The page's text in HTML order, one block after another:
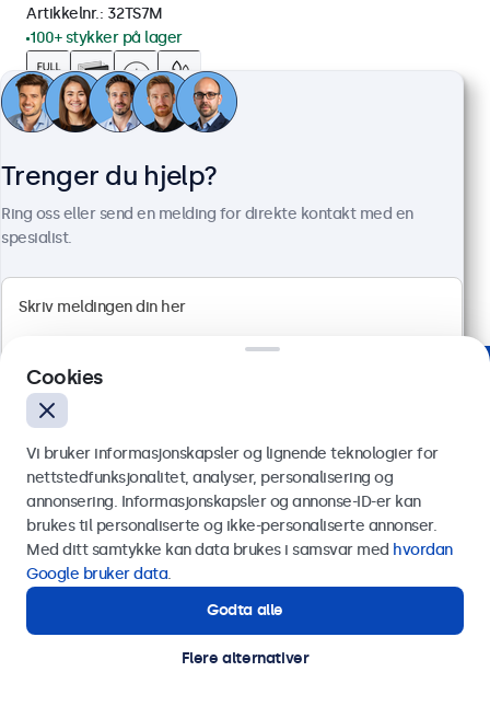
Artikkelnr.: 32TS7M
100+ stykker på lager
Full HD multi-touch panel
Montering: bord, innebygget, vegg
Ytre mål: 745 x 440 x 46 mm
10 699 kr
Trenger du hjelp?
Ring oss eller send en melding for direkte kontakt med en
spesialist.
Send
Eller ring oss på
Kontakt våre spesialister.
Cookies
Vi bruker informasjonskapsler og lignende teknologier for
nettstedfunksjonalitet, analyser, personalisering og
annonsering. Informasjonskapsler og annonse-ID-er kan
brukes til personaliserte og ikke-personaliserte annonser.
Med ditt samtykke kan data brukes i samsvar med hvordan
Google bruker data.
Godta alle
Flere alternativer